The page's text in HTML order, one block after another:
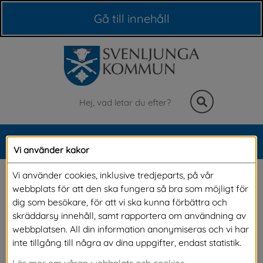
Gå till innehåll
Sök
Meny
Arbetsförberedande
Står du utanför arbetslivet och behöver praktik
eller arbetsträning? Vi erbjuder dig stöttning
utifrån din egen takt och förmåga. Det kan
Vi använder kakor
Vi använder cookies, inklusive tredjeparts, på vår
webbplats för att den ska fungera så bra som möjligt för
dig som besökare, för att vi ska kunna förbättra och
skräddarsy innehåll, samt rapportera om användning av
webbplatsen. All din information anonymiseras och vi har
inte tillgång till några av dina uppgifter, endast statistik.